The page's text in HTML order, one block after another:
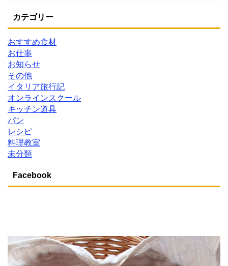
カテゴリー
おすすめ食材
お仕事
お知らせ
その他
イタリア旅行記
オンラインスクール
キッチン道具
パン
レシピ
料理教室
未分類
Facebook